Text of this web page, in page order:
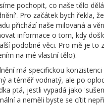
pochopit, co naše tělo
Pro začátek bych řekla,
přichází naše milovaná a
informace o tom, kdy
podobné věci. Pro mě je to
na mé vlastní tělo).
má specifickou
a téměř vodnatý, ale po
ptá, jestli vypadá jako
a neměli byste se cítit